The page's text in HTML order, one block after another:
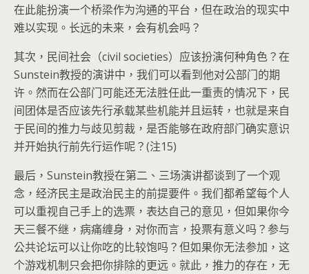
在此能扮演一个桥梁作为沟通的平台，但在政治的现实中
难以实现。长远的未来，会有机会吗？
其次，民间社会（civil societies）应该扮演何种角色？在
Sunstein教授的演讲中，我们可以看到他对公部门的期
许。然而在公部门可能还无法胜任此一重责的情况下，民
间团体是否应该先行承载某些机能并且运转，也就是来自
于民间的推力与歧见剪裁，是否能够在政府部门确实意识
并开始执行前先行运作呢？(注15)
最后，Sunstein教授在第二、三场演讲都谈到了一个观
念，经济民主是政治民主的前提要件。我们都希望每个人
可以重视自己手上的选票，表达自己的意见，但如果你今
天三餐不继，病痛缠身，对你而言，投票有意义吗？参与
公共论坛可以让你吃的比较饱吗？但如果你无法参加，这
个游戏机制只会把你排除的更远。就此，推力的存在，无